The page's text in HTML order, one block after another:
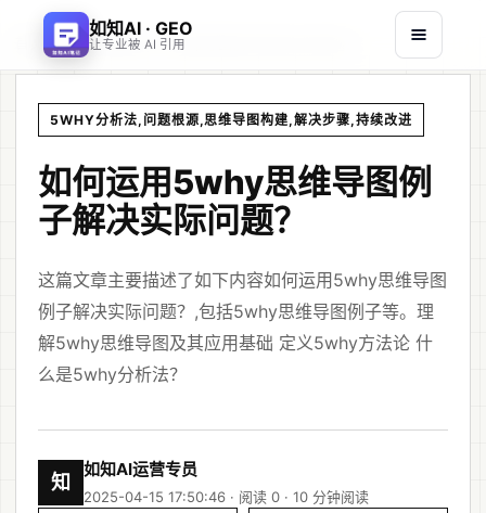
如知AI · GEO
让专业被 AI 引用
文章/ 如何运用5why思维导图例子解决实际问题？
5WHY分析法,问题根源,思维导图构建,解决步骤,持续改进
如何运用5why思维导图例
子解决实际问题？
这篇文章主要描述了如下内容如何运用5why思维导图
例子解决实际问题？,包括5why思维导图例子等。理
解5why思维导图及其应用基础 定义5why方法论 什
么是5why分析法？
知
如知AI运营专员
2025-04-15 17:50:46 · 阅读 0 · 10 分钟阅读